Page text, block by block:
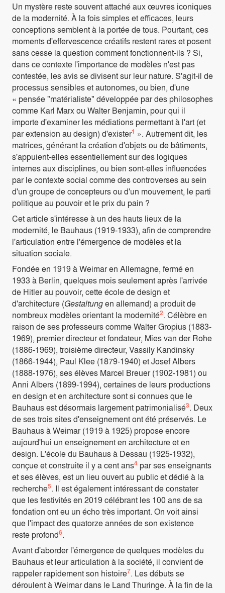
Un mystère reste souvent attaché aux œuvres iconiques
de la modernité. À la fois simples et efficaces, leurs
conceptions semblent à la portée de tous. Pourtant, ces
moments d'effervescence créatifs restent rares et posent
sans cesse la question comment fonctionnent-ils ? Si,
dans ce contexte l'importance de modèles n'est pas
contestée, les avis se divisent sur leur nature. S'agit-il de
processus sensibles et autonomes, ou bien, d'une
« pensée "matérialiste" développée par des philosophes
comme Karl Marx ou Walter Benjamin, pour qui il
importe d'examiner les médiations permettant à l'art (et
par extension au design) d'exister1 ». Autrement dit, les
matrices, générant la création d'objets ou de bâtiments,
s'appuient-elles essentiellement sur des logiques
internes aux disciplines, ou bien sont-elles influencées
par le contexte social comme des controverses au sein
d'un groupe de concepteurs ou d'un mouvement, le parti
politique au pouvoir et le prix du pain ?
Cet article s'intéresse à un des hauts lieux de la
modernité, le Bauhaus (1919-1933), afin de comprendre
l'articulation entre l'émergence de modèles et la
situation sociale.
Fondée en 1919 à Weimar en Allemagne, fermé en
1933 à Berlin, quelques mois seulement après l'arrivée
de Hitler au pouvoir, cette école de design et
d'architecture (Gestaltungen allemand) a produit de
nombreux modèles orientant la modernité2. Célèbre en
raison de ses professeurs comme Walter Gropius (1883-
1969), premier directeur et fondateur, Mies van der Rohe
(1886-1969), troisième directeur, Vassily Kandinsky
(1866-1944), Paul Klee (1879-1940) et Josef Albers
(1888-1976), ses élèves Marcel Breuer (1902-1981) ou
Anni Albers (1899-1994), certaines de leurs productions
en design et en architecture sont si connues que le
Bauhaus est désormais largement patrimonialisé3. Deux
de ses trois sites d'enseignement ont été préservés. Le
Bauhaus à Weimar (1919 à 1925) propose encore
aujourd'hui un enseignement en architecture et en
design. L'école du Bauhaus à Dessau (1925-1932),
conçue et construite il y a cent ans4 par ses enseignants
et ses élèves, est un lieu ouvert au public et dédié à la
recherche5. Il est également intéressant de constater
que les festivités en 2019 célébrant les 100 ans de sa
fondation ont eu un écho très important. On voit ainsi
que l'impact des quatorze années de son existence
reste profond6.
Avant d'aborder l'émergence de quelques modèles du
Bauhaus et leur articulation à la société, il convient de
rappeler rapidement son histoire7. Les débuts se
déroulent à Weimar dans le Land Thuringe. À la fin de la